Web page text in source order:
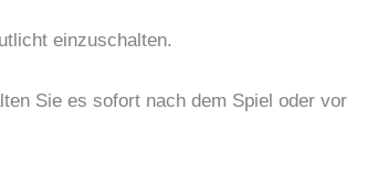
einzuschalten.
Sie es sofort nach dem Spiel oder vor